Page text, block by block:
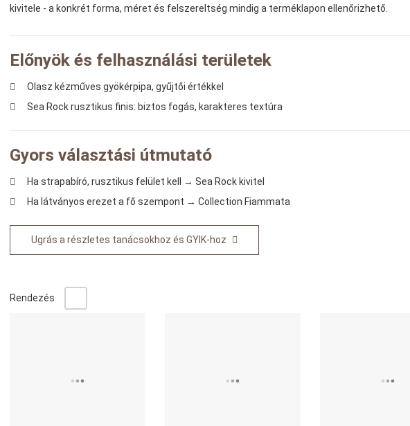
kivitele - a konkrét forma, méret és felszereltség mindig a terméklapon ellenőrizhető.
Előnyök és felhasználási területek
Olasz kézműves gyökérpipa, gyűjtői értékkel
Sea Rock rusztikus finis: biztos fogás, karakteres textúra
Gyors választási útmutató
Ha strapabíró, rusztikus felület kell → Sea Rock kivitel
Ha látványos erezet a fő szempont → Collection Fiammata
Ugrás a részletes tanácsokhoz és GYIK-hoz
Rendezés